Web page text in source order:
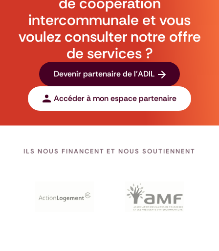
intercommunale et vous
voulez consulter notre offre
de services ?
Devenir partenaire de l'ADIL
Accéder à mon espace partenaire
ILS NOUS FINANCENT ET NOUS SOUTIENNENT